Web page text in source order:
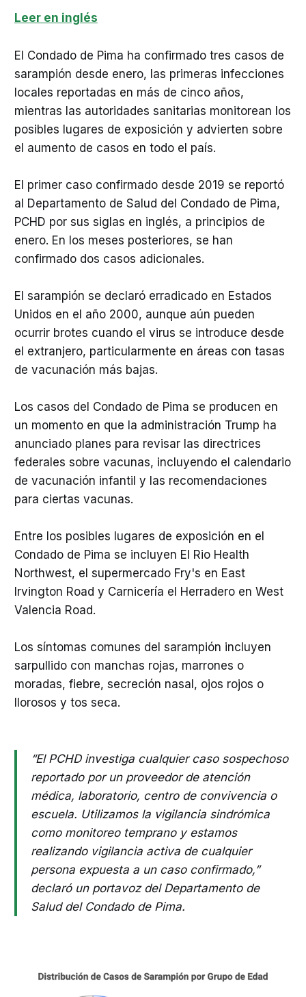
Leer en inglés
El Condado de Pima ha confirmado tres casos de
sarampión desde enero, las primeras infecciones
locales reportadas en más de cinco años,
mientras las autoridades sanitarias monitorean los
posibles lugares de exposición y advierten sobre
el aumento de casos en todo el país.
El primer caso confirmado desde 2019 se reportó
al Departamento de Salud del Condado de Pima,
PCHD por sus siglas en inglés, a principios de
enero. En los meses posteriores, se han
confirmado dos casos adicionales.
El sarampión se declaró erradicado en Estados
Unidos en el año 2000, aunque aún pueden
ocurrir brotes cuando el virus se introduce desde
el extranjero, particularmente en áreas con tasas
de vacunación más bajas.
Los casos del Condado de Pima se producen en
un momento en que la administración Trump ha
anunciado planes para revisar las directrices
federales sobre vacunas, incluyendo el calendario
de vacunación infantil y las recomendaciones
para ciertas vacunas.
Entre los posibles lugares de exposición en el
Condado de Pima se incluyen El Rio Health
Northwest, el supermercado Fry's en East
Irvington Road y Carnicería el Herradero en West
Valencia Road.
Los síntomas comunes del sarampión incluyen
sarpullido con manchas rojas, marrones o
moradas, fiebre, secreción nasal, ojos rojos o
llorosos y tos seca.
“El PCHD investiga cualquier caso sospechoso
reportado por un proveedor de atención
médica, laboratorio, centro de convivencia o
escuela. Utilizamos la vigilancia sindrómica
como monitoreo temprano y estamos
realizando vigilancia activa de cualquier
persona expuesta a un caso confirmado,”
declaró un portavoz del Departamento de
Salud del Condado de Pima.